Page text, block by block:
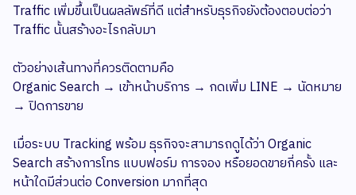
Traffic เพิ่มขึ้นเป็นผลลัพธ์ที่ดี แต่สำหรับธุรกิจยังต้องตอบต่อว่า
Traffic นั้นสร้างอะไรกลับมา
ตัวอย่างเส้นทางที่ควรติดตามคือ
Organic Search → เข้าหน้าบริการ → กดเพิ่ม LINE → นัดหมาย
→ ปิดการขาย
เมื่อระบบ Tracking พร้อม ธุรกิจจะสามารถดูได้ว่า Organic
Search สร้างการโทร แบบฟอร์ม การจอง หรือยอดขายกี่ครั้ง และ
หน้าใดมีส่วนต่อ Conversion มากที่สุด